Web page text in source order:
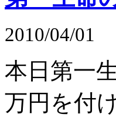
2010/04/01
本日第一
万円を付